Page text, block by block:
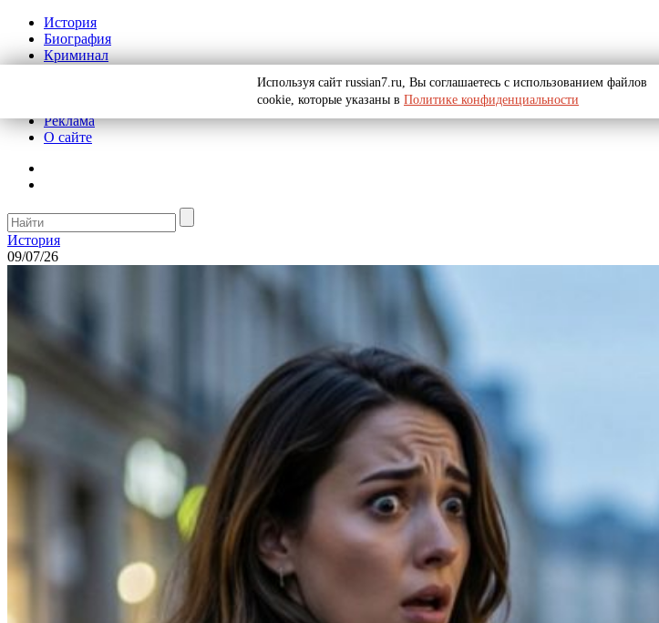
История
Биография
Криминал
Реклама
О сайте
История
09/07/26
Используя сайт russian7.ru, Вы соглашаетесь с использованием файлов
cookie, которые указаны в Политике конфиденциальности